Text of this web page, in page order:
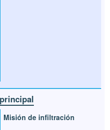
Misión de infiltración